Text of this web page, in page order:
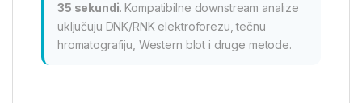
35 sekundi. Kompatibilne downstream analize
uključuju DNK/RNK elektroforezu, tečnu
hromatografiju, Western blot i druge metode.